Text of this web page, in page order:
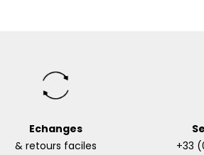
Echanges
& retours faciles
+33